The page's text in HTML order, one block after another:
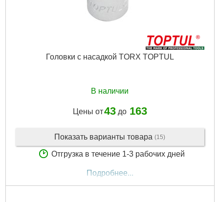
Головки с насадкой TORX TOPTUL
В наличии
Цены от43до 163
Показать варианты товара (15)
Отгрузка в течение 1-3 рабочих дней
Подробнее...